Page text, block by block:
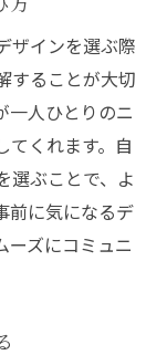
ザインを選ぶ際
することが大切
一人ひとりのニ
てくれます。自
選ぶことで、よ
前に気になるデ
ーズにコミュニ